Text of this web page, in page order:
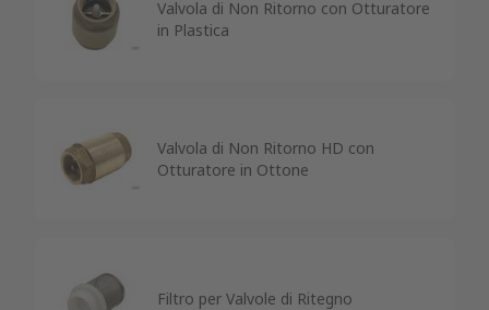
Valvola di Non Ritorno con Otturatore
in Plastica
Valvola di Non Ritorno HD con
Otturatore in Ottone
Filtro per Valvole di Ritegno